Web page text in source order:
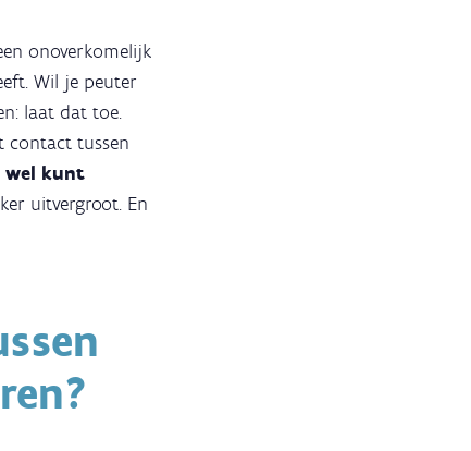
onoverkomelijk
Wil je peuter
laat dat toe.
contact tussen
wel kunt
uitvergroot. En